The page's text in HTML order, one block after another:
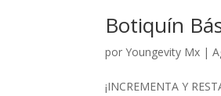
Botiquín
porYoungevity Mx |
¡INCREMENTA Y